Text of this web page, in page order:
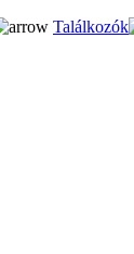
Találkozók